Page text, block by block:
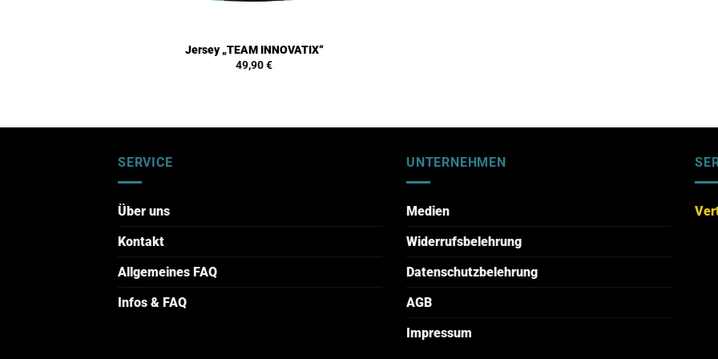
Jersey „TEAM INNOVATIX“
49,90€
SERVICE
Über uns
Kontakt
Allgemeines FAQ
Infos & FAQ
UNTERNEHMEN
Medien
Widerrufsbelehrung
Datenschutzbelehrung
AGB
Impressum